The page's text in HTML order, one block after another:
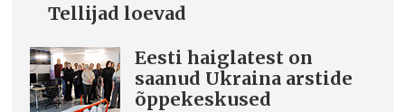
Tellijad loevad
Eesti haiglatest on
saanud Ukraina arstide
õppekeskused